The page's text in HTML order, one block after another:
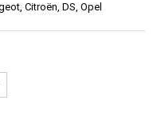
Citroën, DS, Opel